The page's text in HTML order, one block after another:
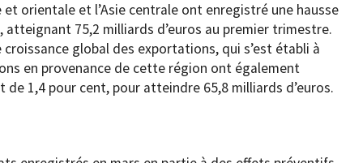
orientale et l’Asie centrale ont enregistré une hausse
75,2 milliards d’euros au premier trimestre.
global des exportations, qui s’est établi à
en provenance de cette région ont également
de 1,4 pour cent, pour atteindre 65,8 milliards d’euros.